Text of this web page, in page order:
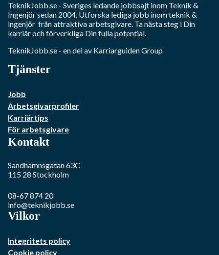
TeknikJobb.se - Sveriges ledande jobbsajt inom Teknik &
Ingenjörsedan 2004. Utforska lediga jobb inomteknik &
ingenjör från attraktiva arbetsgivare. Ta nästa steg i Din
karriär och förverkliga Din fulla potential.
TeknikJobb.se - en del av Karriarguiden Group
Tjänster
Jobb
Arbetsgivarprofiler
Karriärtips
För arbetsgivare
Kontakt
Sandhamnsgatan 63C
115 28 Stockholm
08-67 874 20
info@teknikjobb.se
Vilkor
Integritets policy
Cookie policy